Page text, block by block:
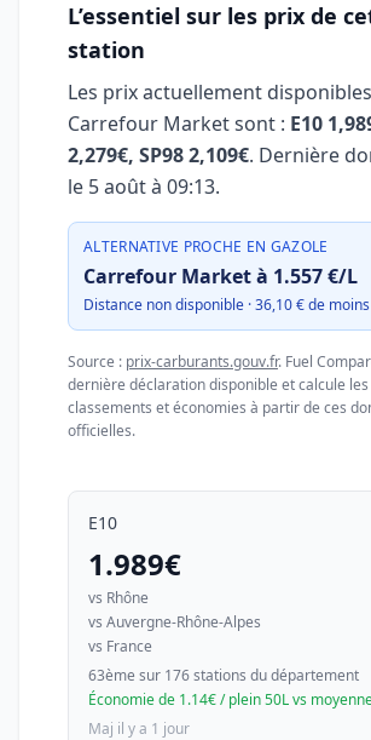
L’essentiel sur les prix de
station
Les prix actuellement
Carrefour Market sont : E10
2,279€, SP98 2,109€. Dernière
le 5 août à 09:13.
ALTERNATIVE PROCHE EN GAZOLE
Carrefour Market à 1.557 €/L
Distance non disponible · 36,10 € de
Source : prix-carburants.gouv.fr. Fuel
dernière déclaration disponible et calcule
classements et économies à partir de ces
officielles.
E10
1.989€
vs Rhône
vs Auvergne-Rhône-Alpes
vs France
63ème sur 176 stations du département
Économie de 1.14€ / plein 50L vs
Maj il y a 1 jour